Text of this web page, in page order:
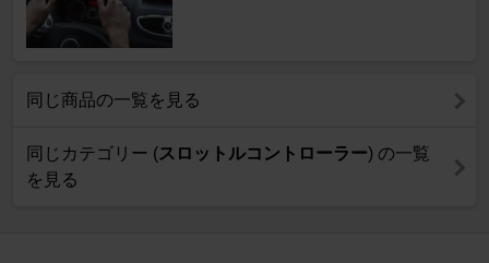
同じ商品の一覧を見る
同じカテゴリー (スロットルコントローラー) の一覧
を見る